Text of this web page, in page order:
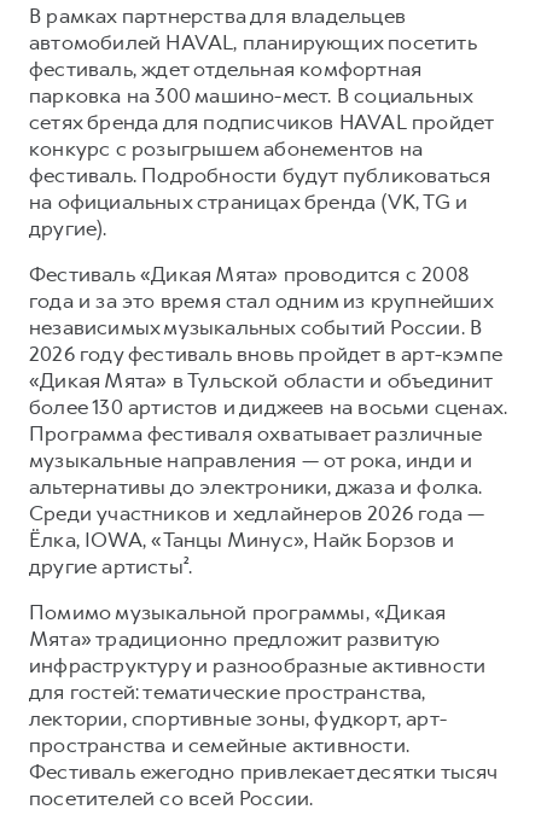
В рамках партнерства для владельцев
автомобилей HAVAL, планирующих посетить
фестиваль, ждет отдельная комфортная
парковка на 300 машино-мест. В социальных
сетях бренда для подписчиков HAVAL пройдет
конкурс с розыгрышем абонементов на
фестиваль. Подробности будут публиковаться
на официальных страницах бренда (VK, TG и
другие).
Фестиваль «Дикая Мята» проводится с 2008
года и за это время стал одним из крупнейших
независимых музыкальных событий России. В
2026 году фестиваль вновь пройдет в арт-кэмпе
«Дикая Мята» в Тульской области и объединит
более 130 артистов и диджеев на восьми сценах.
Программа фестиваля охватывает различные
музыкальные направления — от рока, инди и
альтернативы до электроники, джаза и фолка.
Среди участников и хедлайнеров 2026 года —
Ёлка, IOWA, «Танцы Минус», Найк Борзов и
другие артисты².
Помимо музыкальной программы, «Дикая
Мята» традиционно предложит развитую
инфраструктуру и разнообразные активности
для гостей: тематические пространства,
лектории, спортивные зоны, фудкорт, арт-
пространства и семейные активности.
Фестиваль ежегодно привлекает десятки тысяч
посетителей со всей России.